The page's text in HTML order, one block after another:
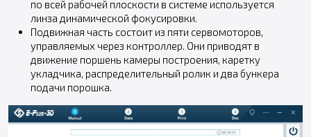
по всей рабочей плоскости в системе используется
линза динамической фокусировки.
Подвижная часть состоит из пяти сервомоторов,
управляемых через контроллер. Они приводят в
движение поршень камеры построения, каретку
укладчика, распределительный ролик и два бункера
подачи порошка.